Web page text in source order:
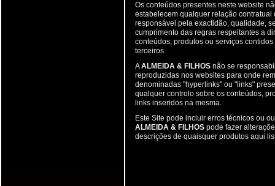
Os conteúdos presentes neste website
estabelecem qualquer relação
responsável pela exactidão, qualidade,
cumprimento das regras respeitantes a
conteúdos, produtos ou serviços
terceiros.
AALMEIDA & FILHOS não se
reproduzidas nos websites para onde
denominadas "hyperlinks" ou "links"
qualquer controlo sobre os conteúdos,
links inseridos na mesma.
Este Site pode incluir erros técnicos ou
ALMEIDA & FILHOS pode fazer
descrições de quaisquer produtos aqui